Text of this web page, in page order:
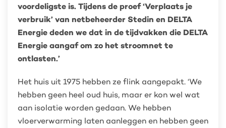
voordeligste is. Tijdens de proef ‘Verplaats je
verbruik’ van netbeheerder Stedin en DELTA
Energie deden we dat in de tijdvakken die DELTA
Energie aangaf om zo het stroomnet te
ontlasten.’
Het huis uit 1975 hebben ze flink aangepakt. ‘We
hebben geen heel oud huis, maar er kon wel wat
aan isolatie worden gedaan. We hebben
vloerverwarming laten aanleggen en hebben geen